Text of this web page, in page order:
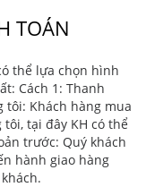
TOÁN
thể lựa chọn hình
Cách 1: Thanh
Khách hàng mua
tại đây KH có thể
trước: Quý khách
hành giao hàng